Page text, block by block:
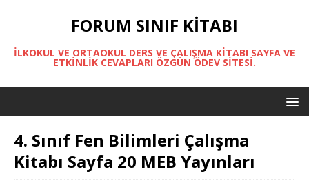
FORUM SINIF KITABI
İLKOKUL VE ORTAOKUL DERS VE ÇALIŞMA KITABI SAYFA VE
ETKINLIK CEVAPLARI ÖZGÜN ÖDEV SITESI.
4. Sınıf Fen Bilimleri Çalışma
Kitabı Sayfa 20 MEB Yayınları